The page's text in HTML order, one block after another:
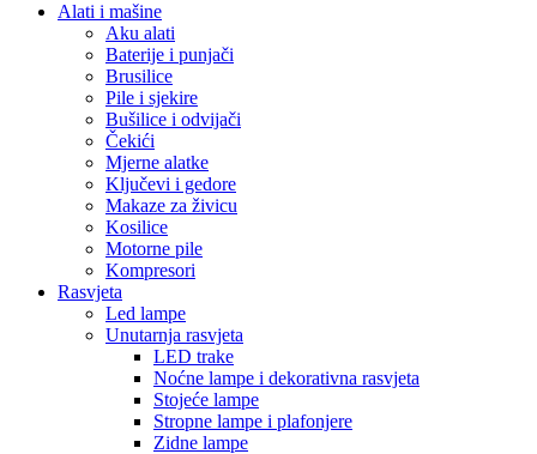
Alati i mašine
Aku alati
Baterije i punjači
Brusilice
Pile i sjekire
Bušilice i odvijači
Čekići
Mjerne alatke
Ključevi i gedore
Makaze za živicu
Kosilice
Motorne pile
Kompresori
Rasvjeta
Led lampe
Unutarnja rasvjeta
LED trake
Noćne lampe i dekorativna rasvjeta
Stojeće lampe
Stropne lampe i plafonjere
Zidne lampe